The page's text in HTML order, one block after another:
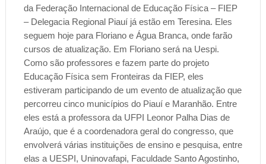
da Federação Internacional de Educação Física – FIEP
– Delegacia Regional Piauí já estão em Teresina. Eles
seguem hoje para Floriano e Água Branca, onde farão
cursos de atualização. Em Floriano será na Uespi.
Como são professores e fazem parte do projeto
Educação Física sem Fronteiras da FIEP, eles
estiveram participando de um evento de atualização que
percorreu cinco municípios do Piauí e Maranhão. Entre
eles está a professora da UFPI Leonor Palha Dias de
Araújo, que é a coordenadora geral do congresso, que
envolverá várias instituições de ensino e pesquisa, entre
elas a UESPI, Uninovafapi, Faculdade Santo Agostinho,